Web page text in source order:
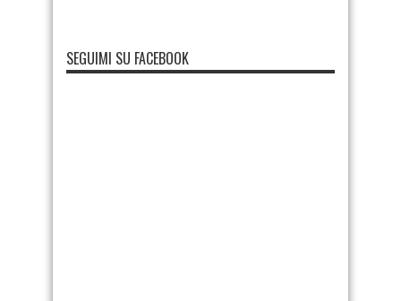
SEGUIMI SU FACEBOOK